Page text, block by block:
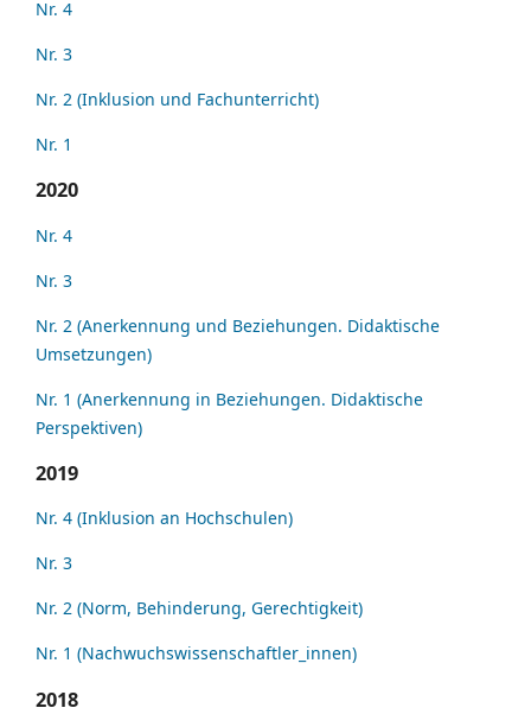
Nr. 4
Nr. 3
Nr. 2 (Inklusion und Fachunterricht)
Nr. 1
2020
Nr. 4
Nr. 3
Nr. 2 (Anerkennung und Beziehungen. Didaktische
Umsetzungen)
Nr. 1 (Anerkennung in Beziehungen. Didaktische
Perspektiven)
2019
Nr. 4 (Inklusion an Hochschulen)
Nr. 3
Nr. 2 (Norm, Behinderung, Gerechtigkeit)
Nr. 1 (Nachwuchswissenschaftler_innen)
2018